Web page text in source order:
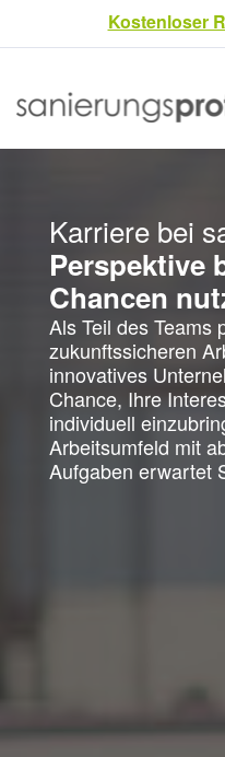
Kostenloser
REFERENZEN
ÜBER UNS
KARRIERE
KONTAKT
Karriere bei
Perspektive
Chancen
Als Teil des Teams
zukunftssicheren
innovatives
Chance, Ihre
individuell
Arbeitsumfeld mit
Aufgaben erwartet